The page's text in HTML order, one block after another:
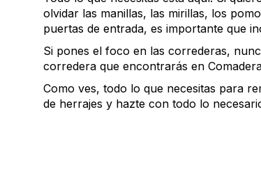
olvidar las manillas, las mirillas, los
puertas de entrada, es importante que
Si pones el foco en las correderas,
corredera que encontrarás en
Como ves, todo lo que necesitas para
de herrajes y hazte con todo lo